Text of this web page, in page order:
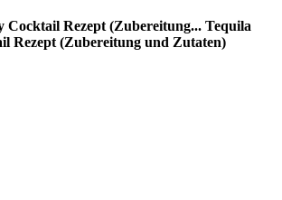
Cocktail Rezept (Zubereitung... Tequila
Rezept (Zubereitung und Zutaten)